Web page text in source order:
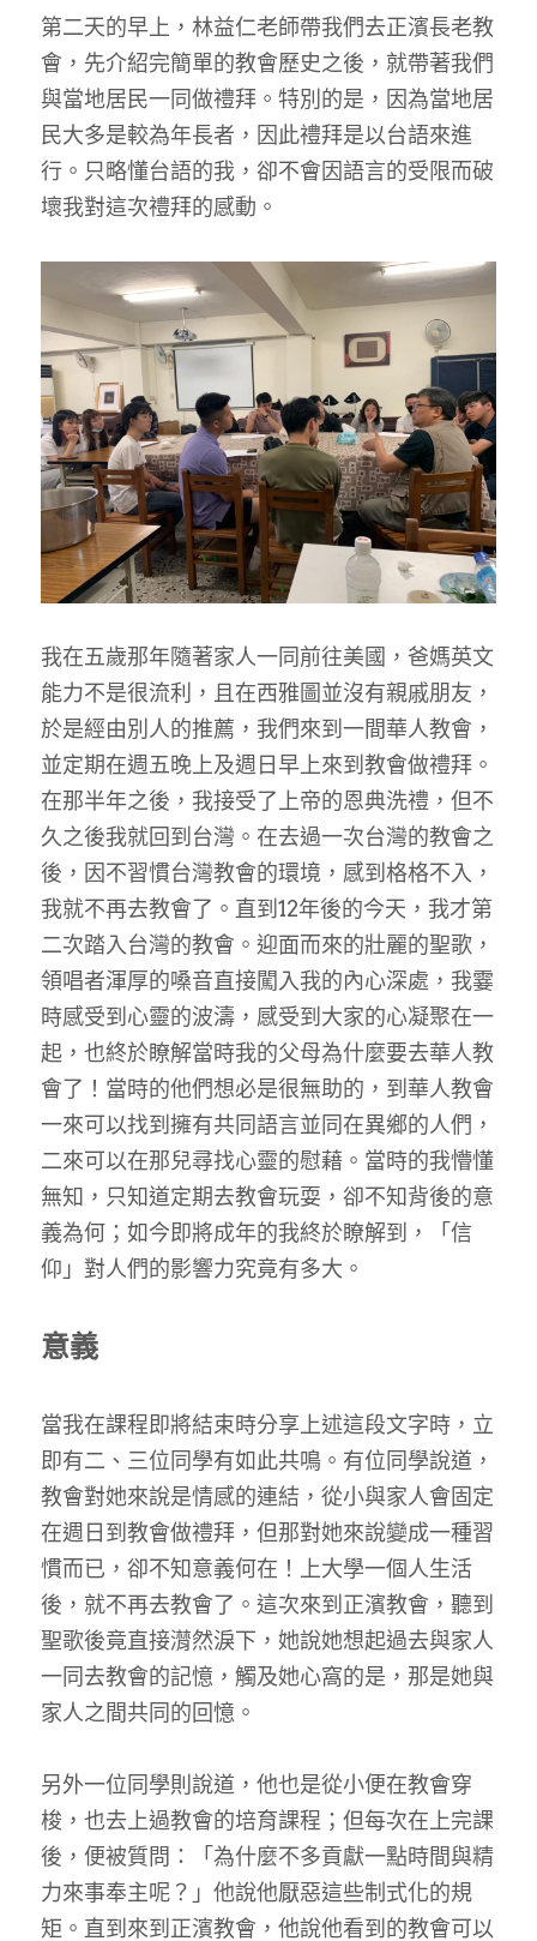
第二天的早上，林益仁老師帶我們去正濱長老教
會，先介紹完簡單的教會歷史之後，就帶著我們
與當地居民一同做禮拜。特別的是，因為當地居
民大多是較為年長者，因此禮拜是以台語來進
行。只略懂台語的我，卻不會因語言的受限而破
壞我對這次禮拜的感動。
我在五歲那年隨著家人一同前往美國，爸媽英文
能力不是很流利，且在西雅圖並沒有親戚朋友，
於是經由別人的推薦，我們來到一間華人教會，
並定期在週五晚上及週日早上來到教會做禮拜。
在那半年之後，我接受了上帝的恩典洗禮，但不
久之後我就回到台灣。在去過一次台灣的教會之
後，因不習慣台灣教會的環境，感到格格不入，
我就不再去教會了。直到12年後的今天，我才第
二次踏入台灣的教會。迎面而來的壯麗的聖歌，
領唱者渾厚的嗓音直接闖入我的內心深處，我霎
時感受到心靈的波濤，感受到大家的心凝聚在一
起，也終於瞭解當時我的父母為什麼要去華人教
會了！當時的他們想必是很無助的，到華人教會
一來可以找到擁有共同語言並同在異鄉的人們，
二來可以在那兒尋找心靈的慰藉。當時的我懵懂
無知，只知道定期去教會玩耍，卻不知背後的意
義為何；如今即將成年的我終於瞭解到，「信
仰」對人們的影響力究竟有多大。
意義
當我在課程即將結束時分享上述這段文字時，立
即有二、三位同學有如此共鳴。有位同學說道，
教會對她來說是情感的連結，從小與家人會固定
在週日到教會做禮拜，但那對她來說變成一種習
慣而已，卻不知意義何在！上大學一個人生活
後，就不再去教會了。這次來到正濱教會，聽到
聖歌後竟直接潸然淚下，她說她想起過去與家人
一同去教會的記憶，觸及她心窩的是，那是她與
家人之間共同的回憶。
另外一位同學則說道，他也是從小便在教會穿
梭，也去上過教會的培育課程；但每次在上完課
後，便被質問：「為什麼不多貢獻一點時間與精
力來事奉主呢？」他說他厭惡這些制式化的規
矩。直到來到正濱教會，他說他看到的教會可以